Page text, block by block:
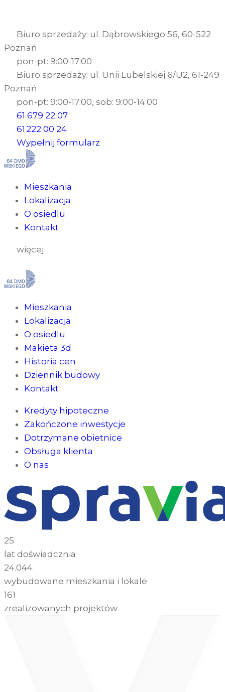
Biuro sprzedaży: ul. Dąbrowskiego 56, 60-522
Poznań
pon-pt: 9:00-17:00
Biuro sprzedaży: ul. Unii Lubelskiej 6/U2, 61-249
Poznań
pon-pt: 9:00-17:00, sob: 9:00-14:00
61 679 22 07
61 222 00 24
Wypełnij formularz
Mieszkania
Lokalizacja
O osiedlu
Kontakt
więcej
Mieszkania
Lokalizacja
O osiedlu
Makieta 3d
Historia cen
Dziennik budowy
Kontakt
Kredyty hipoteczne
Zakończone inwestycje
Dotrzymane obietnice
Obsługa klienta
O nas
25
lat doświadcznia
24.044
wybudowane mieszkania i lokale
161
zrealizowanych projektów